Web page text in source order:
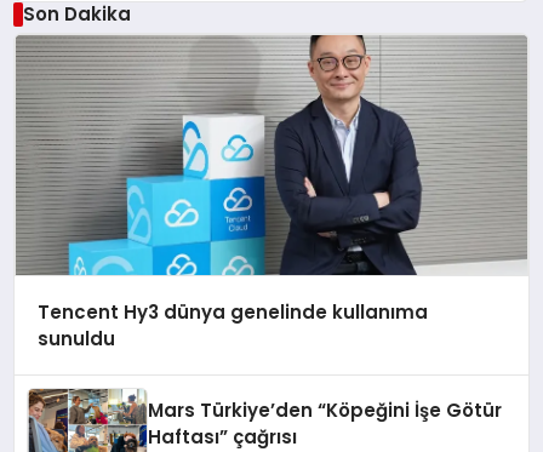
Son Dakika
Tencent Hy3 dünya genelinde kullanıma
sunuldu
Mars Türkiye’den “Köpeğini İşe Götür
Haftası” çağrısı